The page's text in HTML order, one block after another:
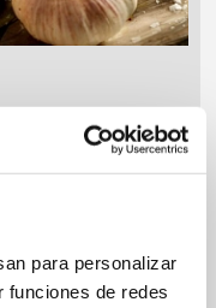
para personalizar
funciones de redes